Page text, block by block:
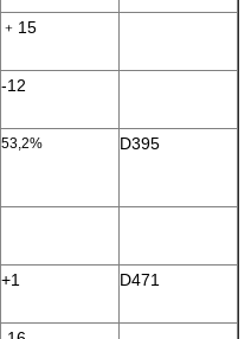
﹢15
-12
53,2% D395
+1 D471